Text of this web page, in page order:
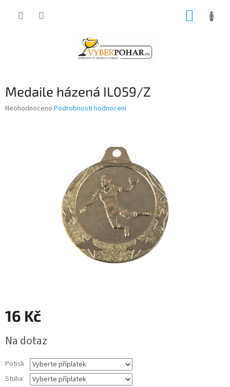
Medaile házená IL059/Z
Průměrné
Neohodnoceno Podrobnosti hodnocení
16 Kč
cena:
Na dotaz
Potisk
Stuha